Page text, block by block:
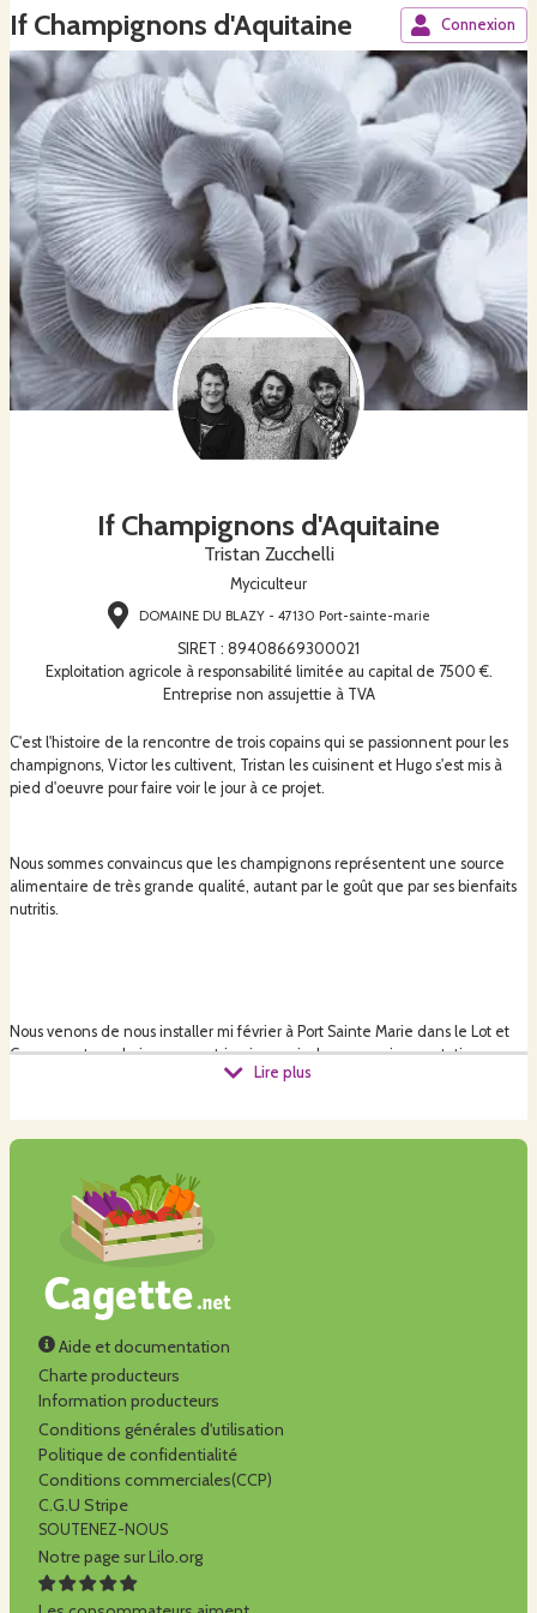
If Champignons d'Aquitaine Connexion
If Champignons d'Aquitaine
Tristan Zucchelli
Myciculteur
DOMAINE DU BLAZY - 47130 Port-sainte-marie
SIRET : 89408669300021
Exploitation agricole à responsabilité limitée au capital de 7500 €.
Entreprise non assujettie à TVA
C'est l'histoire de la rencontre de trois copains qui se passionnent pour les
champignons, Victor les cultivent, Tristan les cuisinent et Hugo s'est mis à
pied d'oeuvre pour faire voir le jour à ce projet.
Nous sommes convaincus que les champignons représentent une source
alimentaire de très grande qualité, autant par le goût que par ses bienfaits
nutritis.
Nous venons de nous installer mi février à Port Sainte Marie dans le Lot et
Garonne et revalorisons un patrimoine agricole une ancienne station
fruitière revisitée en Champignonnière.
Au delà de la vente de ces petites merveilles, nous sommes heureux de
vous accueillir sur place et échanger avec vous pour répondre à toutes vos
curiosités!
n'hésitez pas à prendre contact avec nous
Lire plus
Aide et documentation
Charte producteurs
Information producteurs
Conditions générales d'utilisation
Politique de confidentialité
Conditions commerciales(CCP)
C.G.U Stripe
SOUTENEZ-NOUS
Notre page sur Lilo.org